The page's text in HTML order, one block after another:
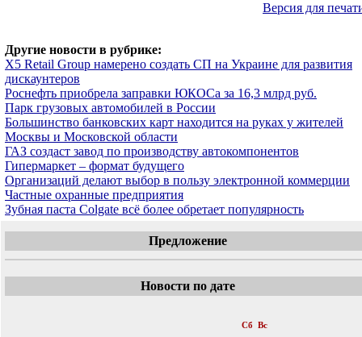
Версия для
Другие новости в рубрике:
X5 Retail Group намерено создать СП на Украине для развития
дискаунтеров
Роснефть приобрела заправки ЮКОСа за 16,3 млрд руб.
Парк грузовых автомобилей в России
Большинство банковских карт находится на руках у жителей
Москвы и Московской области
ГАЗ создаст завод по производству автокомпонентов
Гипермаркет – формат будущего
Организаций делают выбор в пользу электронной коммерции
Частные охранные предприятия
Зубная паста Colgate всё более обретает популярность
Предложение
Новости по дате
Сб Вс